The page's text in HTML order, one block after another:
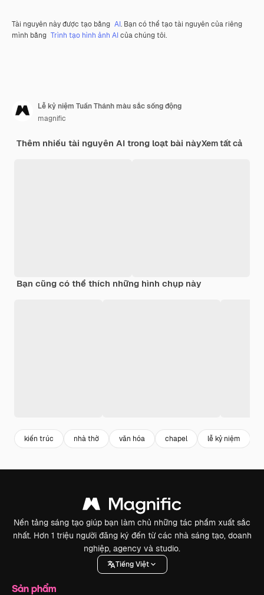
Tài nguyên này được tạo bằng AI. Bạn có thể tạo tài nguyên của riêng
mình bằng Trình tạo hình ảnh AIcủa chúng tôi.
Lễ kỷ niệm Tuần Thánh màu sắc sống động
magnific
Thêm nhiều tài nguyên AI trong loạt bài nàyXem tất cả
Bạn cũng có thể thích những hình chụp này
kiến trúc nhà thờ văn hóa chapel lễ kỷ niệm
Nền tảng sáng tạo giúp bạn làm chủ những tác phẩm xuất sắc
nhất. Hơn 1 triệu người đăng ký đến từ các nhà sáng tạo, doanh
nghiệp, agency và studio.
Tiếng Việt
Sản phẩm